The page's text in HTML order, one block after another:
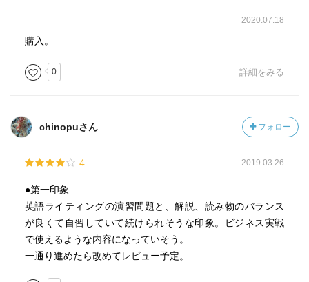
2020.07.18
購入。
0 詳細をみる
chinopuさん フォロー
4 2019.03.26
●第一印象
英語ライティングの演習問題と、解説、読み物のバランス
が良くて自習していて続けられそうな印象。ビジネス実戦
で使えるような内容になっていそう。
一通り進めたら改めてレビュー予定。